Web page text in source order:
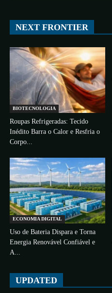
NEXT FRONTIER
BIOTECNOLOGIA
Roupas Refrigeradas: Tecido
Inédito Barra o Calor e Resfria o
Corpo...
ECONOMIA DIGITAL
Uso de Bateria Dispara e Torna
Energia Renovável Confiável e
A...
UPDATED